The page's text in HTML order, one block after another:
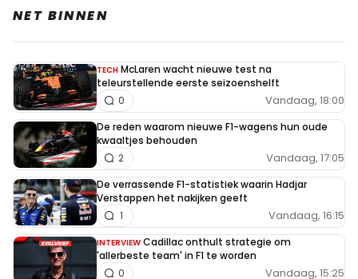
Georgina van Adrichem
maar vanaf volgende week Vrijdag t/m Zondag iedere dag
even maar naar de weer sites kijken.
F1Quartier
22 augustus 2025 15:34
Het weer is zo veranderlijk als een vrouw, je weet
nooit hoe de vlag erbij hangt😂
JackieStewart
NET BINNEN
TECH McLaren wacht nieuwe test na
teleurstellende eerste seizoenshelft
Vandaag, 18:00
0
De reden waarom nieuwe F1-wagens hun oude
kwaaltjes behouden
Vandaag, 17:05
2
De verrassende F1-statistiek waarin Hadjar
Verstappen het nakijken geeft
Vandaag, 16:15
1
INTERVIEW Cadillac onthult strategie om
'allerbeste team' in F1 te worden
Vandaag, 15:25
0